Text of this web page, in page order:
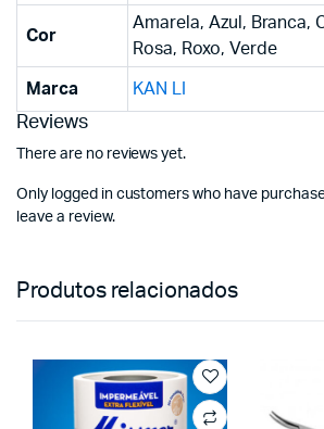
Cor
Amarela, Azul, Branca,
Rosa, Roxo, Verde
Marca KAN LI
Reviews
There are no reviews yet.
Only logged in customers who have
leave a review.
Produtos relacionados